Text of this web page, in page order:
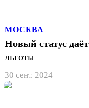
МОСКВА
Новый статус даёт
льготы
30 сент. 2024